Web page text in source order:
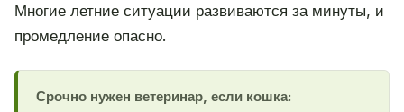
Многие летние ситуации развиваются за минуты, и
промедление опасно.
Срочно нужен ветеринар, если кошка: